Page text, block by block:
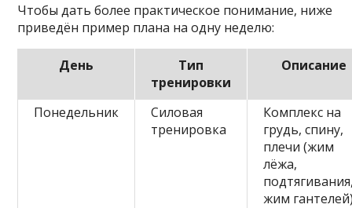
Чтобы дать более практическое понимание, ниже
приведён пример плана на одну неделю:
День
Тип
тренировки
Описание
Понедельник
Силовая
тренировка
Комплекс на
грудь, спину,
плечи (жим
лёжа,
жим